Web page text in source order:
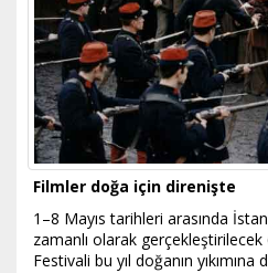
Filmler doğa için direnişte
1–8 Mayıs tarihleri arasında
zamanlı olarak gerçekleştirilecek
Festivali bu yıl doğanın